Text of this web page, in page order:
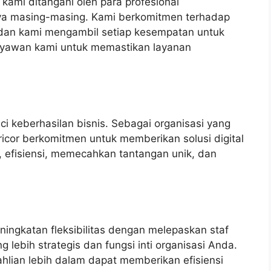
masing-masing. Kami berkomitmen terhadap
kami mengambil setiap kesempatan untuk
kami untuk memastikan layanan
keberhasilan bisnis. Sebagai organisasi yang
berkomitmen untuk memberikan solusi digital
memecahkan tantangan unik, dan
fleksibilitas dengan melepaskan staf
lebih strategis dan fungsi inti organisasi Anda.
lebih dalam dapat memberikan efisiensi